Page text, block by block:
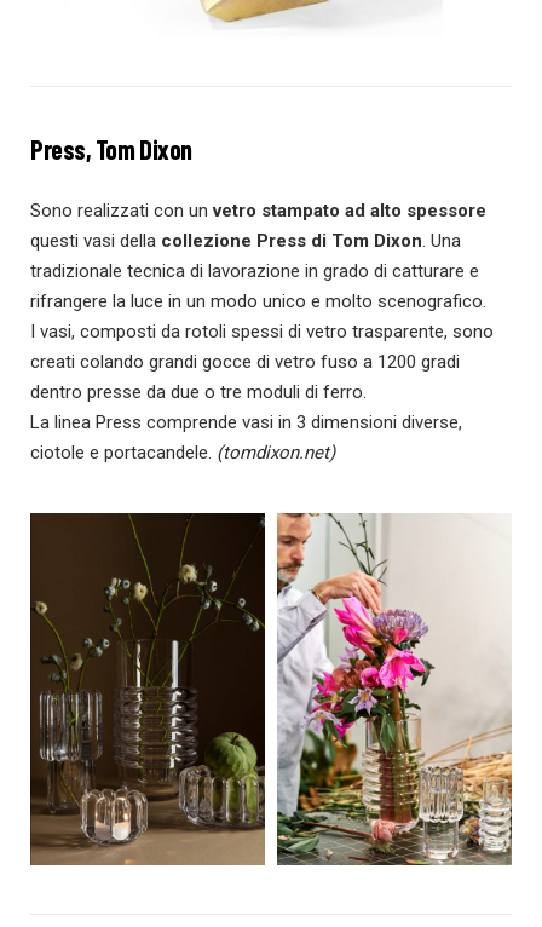
Press, Tom Dixon
Sono realizzati con unvetro stampato ad alto spessore
questi vasi della collezione Press di Tom Dixon . Una
tradizionale tecnica di lavorazione in grado di catturare e
rifrangere la luce in un modo unico e molto scenografico.
I vasi, composti da rotoli spessi di vetro trasparente, sono
creati colando grandi gocce di vetro fuso a 1200 gradi
dentro presse da due o tre moduli di ferro.
La linea Press comprende vasi in 3 dimensioni diverse,
ciotole e portacandele. (tomdixon.net)